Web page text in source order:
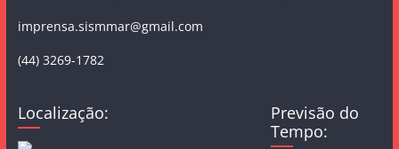
imprensa.sismmar@gmail.com
(44) 3269-1782
Localização:
Previsão do
Tempo: